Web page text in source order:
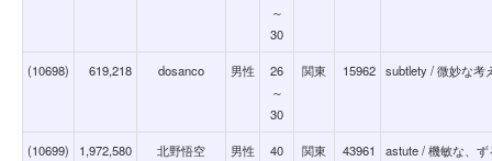
～
30
(10698) 619,218 dosanco 男性
26
～
30
関東 15962 subtlety / 微妙な考
(10699) 1,972,580 北野悟空 男性
40
関東 43961 astute / 機敏な、